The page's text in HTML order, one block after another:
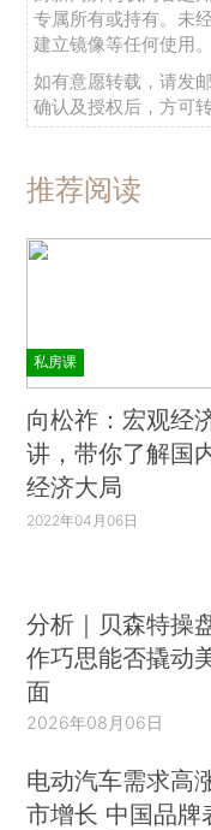
专属所有或持有。未
建立镜像等任何使用。
如有意愿转载，请发
确认及授权后，方可转
推荐阅读
私房课
向松祚：宏观经
讲，带你了解国
经济大局
2022年04月06日
分析｜贝森特操
作巧思能否撬动
面
2026年08月06日
电动汽车需求高
市增长 中国品牌